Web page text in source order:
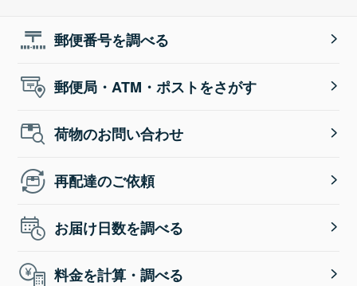
郵便番号を調べる
郵便局・ATM・ポストをさがす
荷物のお問い合わせ
再配達のご依頼
お届け日数を調べる
料金を計算・調べる